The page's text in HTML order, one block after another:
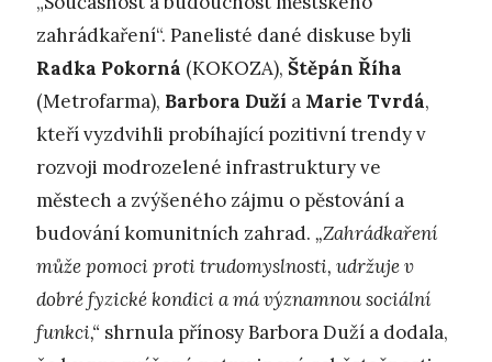
zahrádkaření“. Panelisté dané diskuse byli
Radka Pokorná (KOKOZA), Štěpán Říha
(Metrofarma), Barbora Duží a Marie Tvrdá,
kteří vyzdvihli probíhající pozitivní trendy v
rozvoji modrozelené infrastruktury ve
městech a zvýšeného zájmu o pěstování a
budování komunitních zahrad. „Zahrádkaření
může pomoci proti trudomyslnosti, udržuje v
dobré fyzické kondici a má významnou sociální
funkci,“ shrnula přínosy Barbora Duží a dodala,